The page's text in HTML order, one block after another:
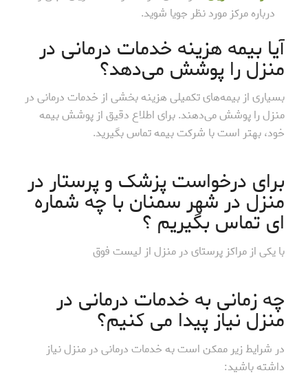
درباره مرکز مورد نظر جویا شوید.
آیا بیمه هزینه خدمات درمانی در
منزل را پوشش می‌دهد؟
بسیاری از بیمه‌های تکمیلی هزینه بخشی از خدمات درمانی در
منزل را پوشش می‌دهند. برای اطلاع دقیق از پوشش بیمه
خود، بهتر است با شرکت بیمه تماس بگیرید.
برای درخواست پزشک و پرستار در
منزل در شهر سمنان با چه شماره
ای تماس بگیریم ؟
با یکی از مراکز پرستای در منزل از لیست فوق
چه زمانی به خدمات درمانی در
منزل نیاز پیدا می کنیم؟
در شرایط زیر ممکن است به خدمات درمانی در منزل نیاز
داشته باشید: